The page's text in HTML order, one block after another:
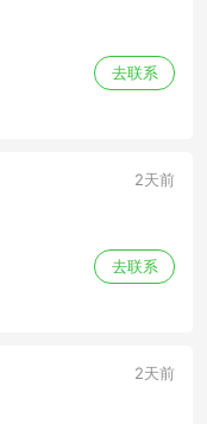
去联系
2天前
去联系
2天前